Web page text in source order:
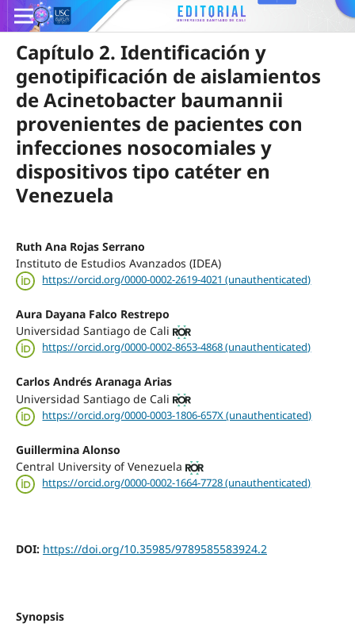
Capítulo 2. Identificación y
genotipificación de aislamientos
de Acinetobacter baumannii
provenientes de pacientes con
infecciones nosocomiales y
dispositivos tipo catéter en
Venezuela
Ruth Ana Rojas Serrano
Instituto de Estudios Avanzados (IDEA)
https://orcid.org/0000-0002-2619-4021 (unauthenticated)
Aura Dayana Falco Restrepo
Universidad Santiago de Cali
https://orcid.org/0000-0002-8653-4868 (unauthenticated)
Carlos Andrés Aranaga Arias
Universidad Santiago de Cali
https://orcid.org/0000-0003-1806-657X (unauthenticated)
Guillermina Alonso
Central University of Venezuela
https://orcid.org/0000-0002-1664-7728 (unauthenticated)
DOI: https://doi.org/10.35985/9789585583924.2
Synopsis